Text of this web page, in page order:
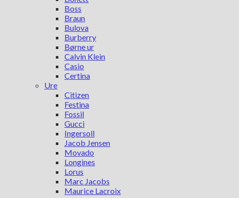
Boss
Braun
Bulova
Burberry
Børne ur
Calvin Klein
Casio
Certina
Ure
Citizen
Festina
Fossil
Gucci
Ingersoll
Jacob Jensen
Movado
Longines
Lorus
Marc Jacobs
Maurice Lacroix